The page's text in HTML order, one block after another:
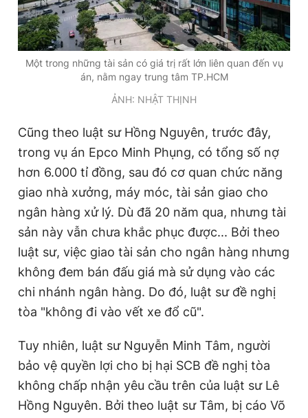
Một trong những tài sản có giá trị rất lớn liên quan đến vụ
án, nằm ngay trung tâm TP.HCM
ẢNH: NHẬT THỊNH
Cũng theo luật sư Hồng Nguyên, trước đây,
trong vụ án Epco Minh Phụng, có tổng số nợ
hơn 6.000 tỉ đồng, sau đó cơ quan chức năng
giao nhà xưởng, máy móc, tài sản giao cho
ngân hàng xử lý. Dù đã 20 năm qua, nhưng tài
sản này vẫn chưa khắc phục được... Bởi theo
luật sư, việc giao tài sản cho ngân hàng nhưng
không đem bán đấu giá mà sử dụng vào các
chi nhánh ngân hàng. Do đó, luật sư đề nghị
tòa "không đi vào vết xe đổ cũ".
Tuy nhiên, luật sư Nguyễn Minh Tâm, người
bảo vệ quyền lợi cho bị hại SCB đề nghị tòa
không chấp nhận yêu cầu trên của luật sư Lê
Hồng Nguyên. Bởi theo luật sư Tâm, bị cáo Võ